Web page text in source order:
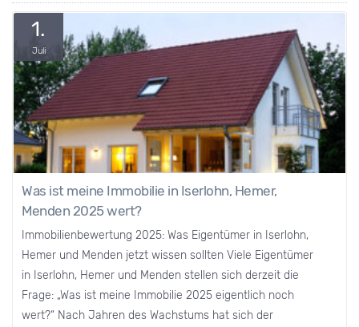
1.
Juli
Was ist meine Immobilie in Iserlohn, Hemer,
Menden 2025 wert?
Immobilienbewertung 2025: Was Eigentümer in Iserlohn,
Hemer und Menden jetzt wissen sollten Viele Eigentümer
in Iserlohn, Hemer und Menden stellen sich derzeit die
Frage: „Was ist meine Immobilie 2025 eigentlich noch
wert?“ Nach Jahren des Wachstums hat sich der